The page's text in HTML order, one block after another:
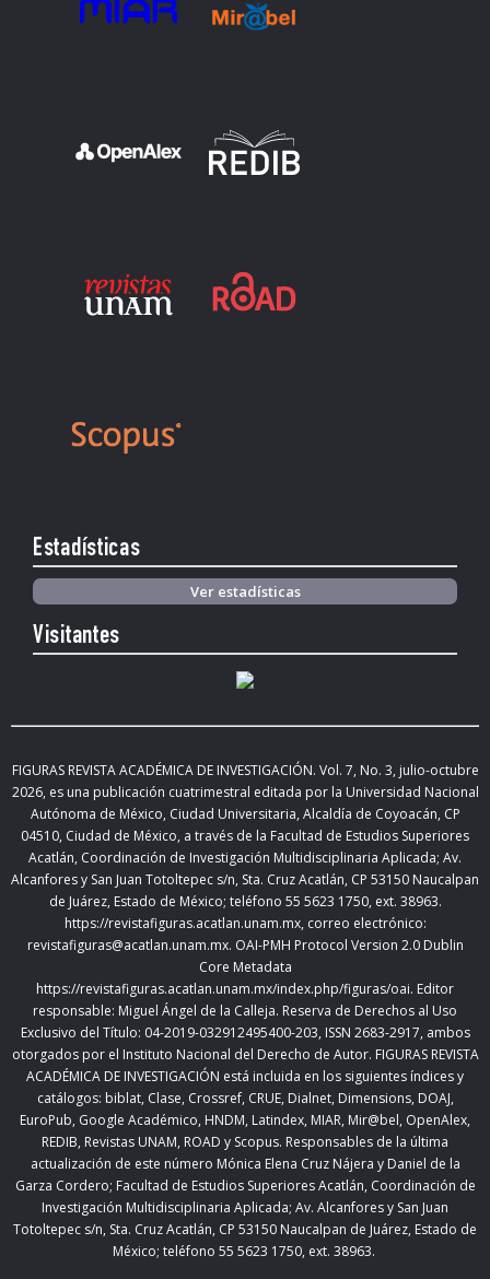
Estadísticas
Ver estadísticas
Visitantes
FIGURAS REVISTA ACADÉMICA DE INVESTIGACIÓN. Vol. 7, No. 3, julio-octubre
2026, es una publicación cuatrimestral editada por la Universidad Nacional
Autónoma de México, Ciudad Universitaria, Alcaldía de Coyoacán, CP
04510, Ciudad de México, a través de la Facultad de Estudios Superiores
Acatlán, Coordinación de Investigación Multidisciplinaria Aplicada; Av.
Alcanfores y San Juan Totoltepec s/n, Sta. Cruz Acatlán, CP 53150 Naucalpan
de Juárez, Estado de México; teléfono 55 5623 1750, ext. 38963.
https://revistafiguras.acatlan.unam.mx, correo electrónico:
revistafiguras@acatlan.unam.mx. OAI-PMH Protocol Version 2.0 Dublin
Core Metadata
https://revistafiguras.acatlan.unam.mx/index.php/figuras/oai. Editor
responsable: Miguel Ángel de la Calleja. Reserva de Derechos al Uso
Exclusivo del Título: 04-2019-032912495400-203, ISSN 2683-2917, ambos
otorgados por el Instituto Nacional del Derecho de Autor. FIGURAS REVISTA
ACADÉMICA DE INVESTIGACIÓN está incluida en los siguientes índices y
catálogos: biblat, Clase, Crossref, CRUE, Dialnet, Dimensions, DOAJ,
EuroPub, Google Académico, HNDM, Latindex, MIAR, Mir@bel, OpenAlex,
REDIB, Revistas UNAM, ROAD y Scopus. Responsables de la última
actualización de este número Mónica Elena Cruz Nájera y Daniel de la
Garza Cordero; Facultad de Estudios Superiores Acatlán, Coordinación de
Investigación Multidisciplinaria Aplicada; Av. Alcanfores y San Juan
Totoltepec s/n, Sta. Cruz Acatlán, CP 53150 Naucalpan de Juárez, Estado de
México; teléfono 55 5623 1750, ext. 38963.